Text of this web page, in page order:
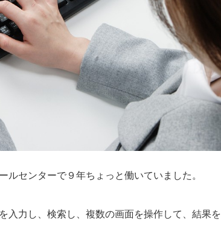
ルセンターで９年ちょっと働いていました。
入力し、検索し、複数の画面を操作して、結果を